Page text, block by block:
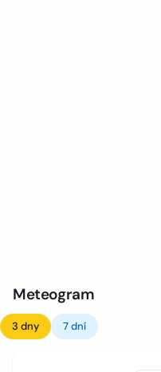
Meteogram
3 dny 7 dní